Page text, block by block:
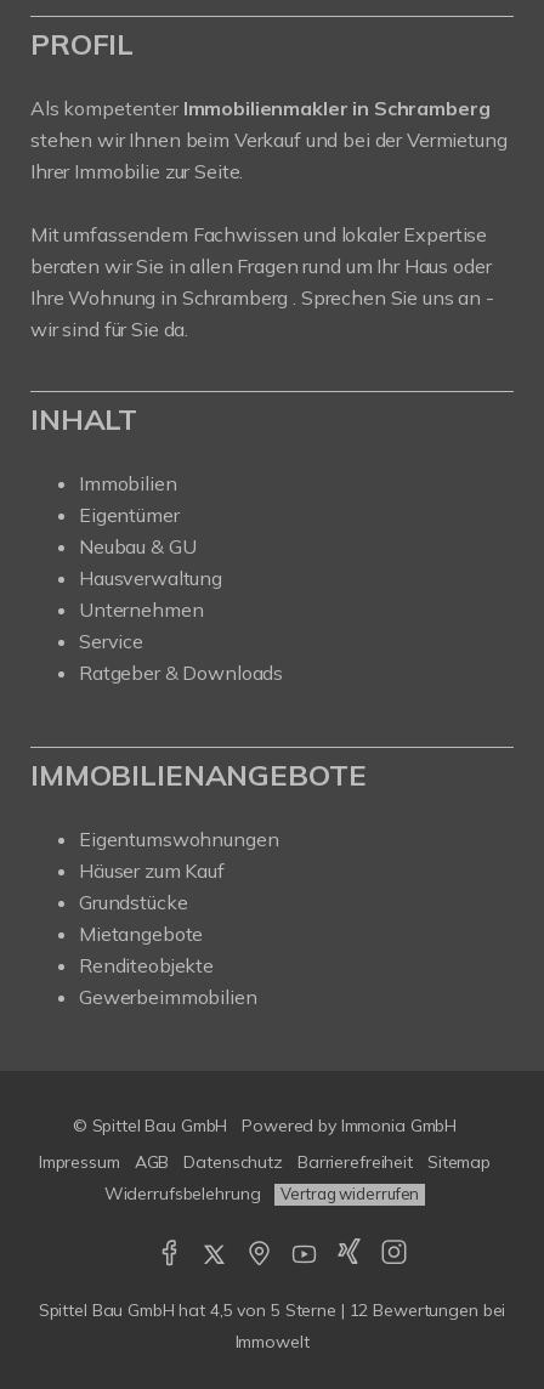
PROFIL
Als kompetenter Immobilienmakler in Schramberg
stehen wir Ihnen beim Verkauf und bei der Vermietung
Ihrer Immobilie zur Seite.
Mit umfassendem Fachwissen und lokaler Expertise
beraten wir Sie in allen Fragen rund um Ihr Haus oder
Ihre Wohnung in Schramberg . Sprechen Sie uns an -
wir sind für Sie da.
INHALT
Immobilien
Eigentümer
Neubau & GU
Hausverwaltung
Unternehmen
Service
Ratgeber & Downloads
IMMOBILIENANGEBOTE
Eigentumswohnungen
Häuser zum Kauf
Grundstücke
Mietangebote
Renditeobjekte
Gewerbeimmobilien
© Spittel Bau GmbH Powered by Immonia GmbH
Impressum
AGB Datenschutz Barrierefreiheit
Sitemap
Widerrufsbelehrung
Vertrag widerrufen
Spittel Bau GmbH hat 4,5 von 5 Sterne | 12 Bewertungen bei
Immowelt